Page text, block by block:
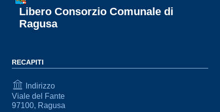
Libero Consorzio Comunale di
Ragusa
RECAPITI
Indirizzo
Viale del Fante
97100, Ragusa